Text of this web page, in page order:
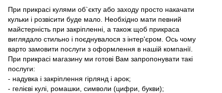
При прикрасі кулями об`єкту або заходу просто накачати
кульки і розвісити буде мало. Необхідно мати певний
майстерність при закріпленні, а також щоб прикраса
виглядало стильно і поєднувалося з інтер'єром. Ось чому
варто замовити послуги з оформлення в нашій компанії.
При прикрасі магазину ми готові Вам запропонувати такі
послуги:
- надувка і закріплення гірлянд і арок;
- гелієві кулі, ромашки, символи (цифри, букви);